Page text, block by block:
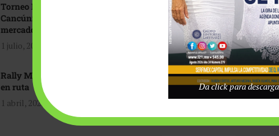
Torneo Internacional de Pesca
Cancún: Navegando hacia nuevos
mercados
1 julio, 2026
1 abril,
Rally Maya: Herencia automotriz
en ruta
1 abril, 2026
31
Da click para